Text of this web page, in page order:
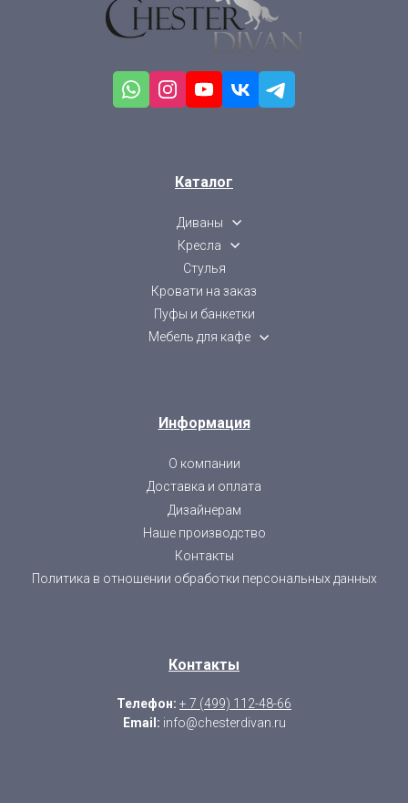
Каталог
Диваны
Кресла
Стулья
Кровати на заказ
Пуфы и банкетки
Мебель для кафе
Информация
О компании
Доставка и оплата
Дизайнерам
Наше производство
Контакты
Политика в отношении обработки персональных данных
Контакты
Телефон: + 7 (499) 112-48-66
Email: info@chesterdivan.ru